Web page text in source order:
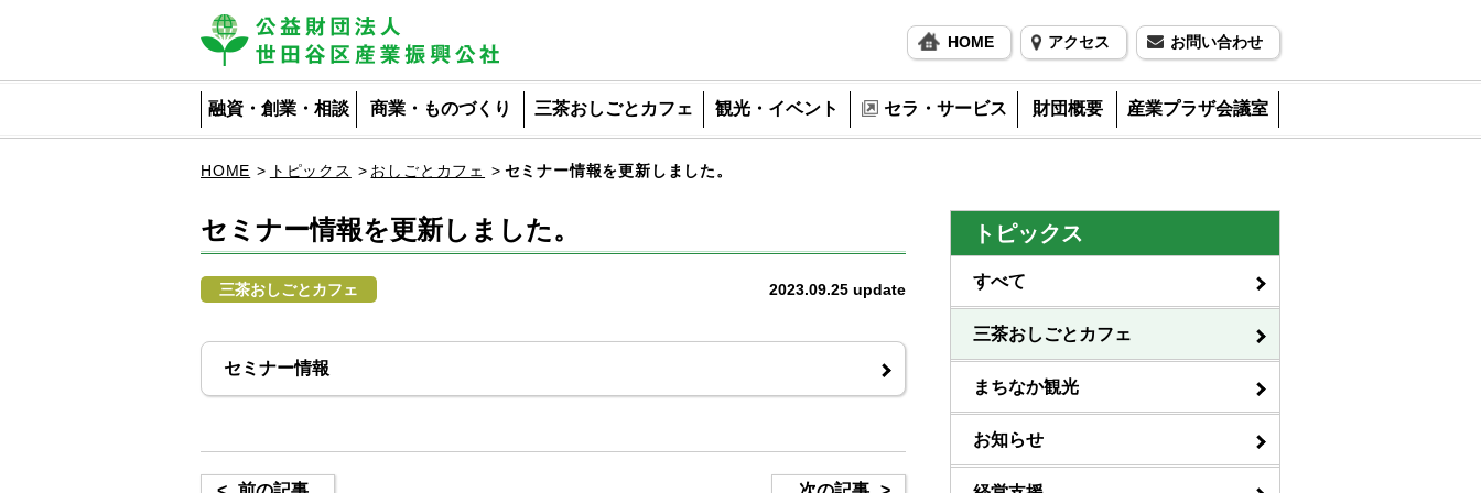
公益財団法人 世田谷区産業振興公社
HOME アクセス お問い合わせ
融資・創業・相談 商業・ものづくり 三茶おしごとカフェ 観光・イベント セラ・サービス 財団概要 産業プラザ会議室
HOME トピックス おしごとカフェ セミナー情報を更新しました。
セミナー情報を更新しました。
三茶おしごとカフェ 2023.09.25 update
セミナー情報
トピックス
すべて
三茶おしごとカフェ
まちなか観光
お知らせ